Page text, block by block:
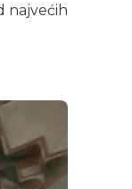
najvećih